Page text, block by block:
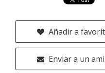
Añadir a
Enviar a un